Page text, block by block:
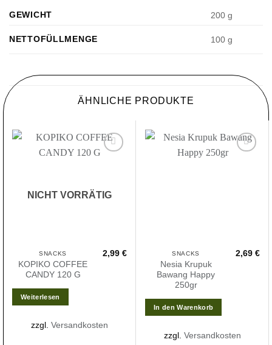
GEWICHT 200 g
NETTOFÜLLMENGE 100 g
ÄHNLICHE PRODUKTE
NICHT VORRÄTIG
SNACKS
KOPIKO COFFEE
CANDY 120 G
2,99 €
Weiterlesen
zzgl. Versandkosten
SNACKS
Nesia Krupuk
Bawang Happy
250gr
2,69 €
In den Warenkorb
zzgl. Versandkosten